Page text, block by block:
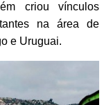
criou vínculos
na área de
e Uruguai.